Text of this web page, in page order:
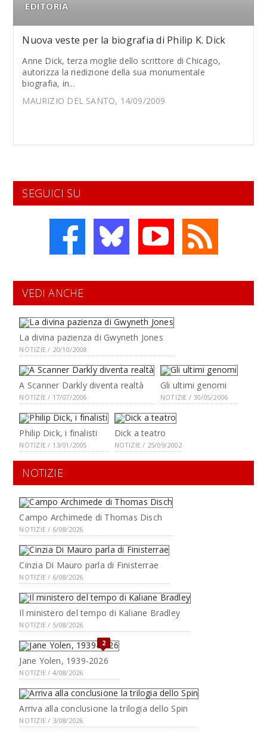
EDITORIA
Nuova veste per la biografia di Philip K. Dick
Anne Dick, terza moglie dello scrittore di Chicago,
autorizza la riedizione della sua monumentale
biografia, in...
MAURIZIO DEL SANTO, 14/09/2009
SEGUICI SU
VEDI ANCHE
La divina pazienza di Gwyneth Jones
NOTIZIE / 20/10/2008
A Scanner Darkly diventa realtà
NOTIZIE / 17/07/2006
Gli ultimi genomi
NOTIZIE / 30/05/2006
Philip Dick, i finalisti
NOTIZIE / 13/01/2005
Dick a teatro
NOTIZIE / 25/09/2002
NOTIZIE
Campo Archimede di Thomas Disch
NOTIZIE / 6/08/2026
Cinzia Di Mauro parla di Finisterrae
NOTIZIE / 6/08/2026
Il ministero del tempo di Kaliane Bradley
NOTIZIE / 5/08/2026
2
Jane Yolen, 1939-2026
NOTIZIE / 4/08/2026
Arriva alla conclusione la trilogia dello Spin
NOTIZIE / 3/08/2026